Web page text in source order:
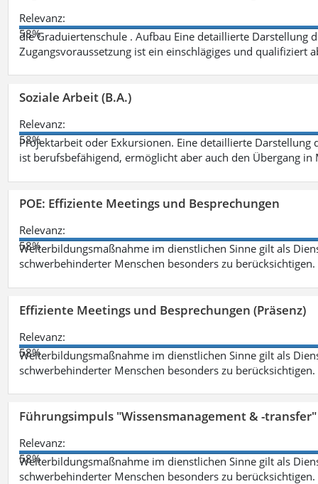
Relevanz:
58%
die Graduiertenschule . Aufbau Eine detaillierte Darstellung
Zugangsvoraussetzung ist ein einschlägiges und qualifiziert
Soziale Arbeit (B.A.)
Relevanz:
58%
Projektarbeit oder Exkursionen. Eine detaillierte
ist berufsbefähigend, ermöglicht aber auch den Übergang in
POE: Effiziente Meetings und Besprechungen
Relevanz:
58%
Weiterbildungsmaßnahme im dienstlichen Sinne gilt als
schwerbehinderter Menschen besonders zu berücksichtigen.
Effiziente Meetings und Besprechungen (Präsenz)
Relevanz:
58%
Weiterbildungsmaßnahme im dienstlichen Sinne gilt als
schwerbehinderter Menschen besonders zu berücksichtigen.
Führungsimpuls "Wissensmanagement & -
Relevanz:
58%
Weiterbildungsmaßnahme im dienstlichen Sinne gilt als
schwerbehinderter Menschen besonders zu berücksichtigen.